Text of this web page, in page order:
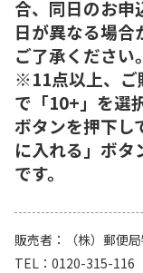
合、同日のお申
日が異なる場合
ご了承ください。
※11点以上、ご
で「10+」を選
ボタンを押下し
に入れる」ボ
です。
販売者
（株）郵便
TEL
0120-315-116